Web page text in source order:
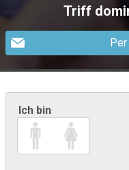
Triff
Ich bin